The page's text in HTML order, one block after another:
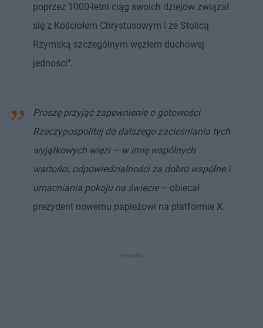
poprzez 1000-letni ciąg swoich dziejów związał
się z Kościołem Chrystusowym i ze Stolicą
Rzymską szczególnym węzłem duchowej
jedności".
Proszę przyjąć zapewnienie o gotowości
Rzeczypospolitej do dalszego zacieśniania tych
wyjątkowych więzi – w imię wspólnych
wartości, odpowiedzialności za dobro wspólne i
umacniania pokoju na świecie – obiecał
prezydent nowemu papieżowi na platformie X.